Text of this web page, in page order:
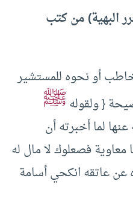
البهية) من كتب
أو نحوه للمستشير
{ ولقولهﷺ
لما أخبرته أن
معاوية فصعلوك لا مال له
عن عاتقه انكحي أسامة